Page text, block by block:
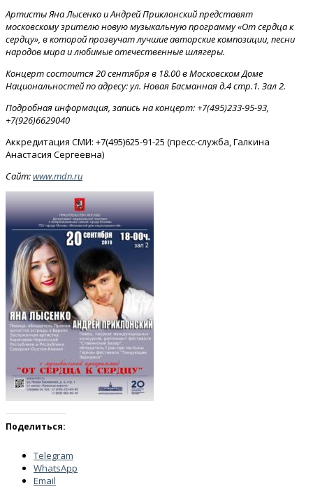
Артисты Яна Лысенко и Андрей Приклонский представят
московскому зрителю новую музыкальную программу «От сердца к
сердцу», в которой прозвучат лучшие авторские композиции, песни
народов мира и любимые отечественные шлягеры.
Концерт состоится 20 сентября в 18.00 в Московском Доме
Национальностей по адресу: ул. Новая Басманная д.4 стр.1. Зал 2.
Подробная информация, запись на концерт: +7(495)233-95-93,
+7(926)6629040
Аккредитация СМИ: +7(495)625-91-25 (пресс-служба, Галкина
Анастасия Сергеевна)
Сайт:www.mdn.ru
Поделиться:
Telegram
WhatsApp
Email